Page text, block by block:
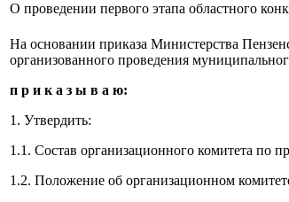
О проведении первого этапа областного
На основании приказа Министерства
организованного проведения
п р и к а з ы в а ю:
1. Утвердить:
1.1. Состав организационного комитета по
1.2. Положение об организационном